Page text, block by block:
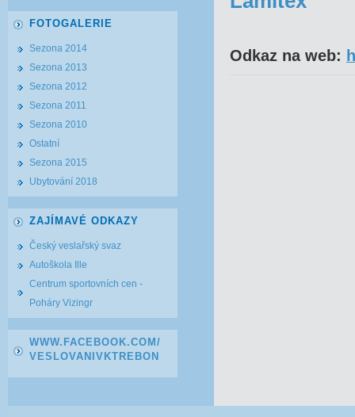
Odkaz na web:
FOTOGALERIE
Sezona 2014
Sezona 2013
Sezona 2012
Sezona 2011
Sezona 2010
Ostatní
Sezona 2015
Ubytování 2018
ZAJÍMAVÉ ODKAZY
Český veslařský svaz
Autoškola Ille
Centrum sportovních cen -
Poháry Vizingr
WWW.FACEBOOK.COM/
VESLOVANIVKTREBON